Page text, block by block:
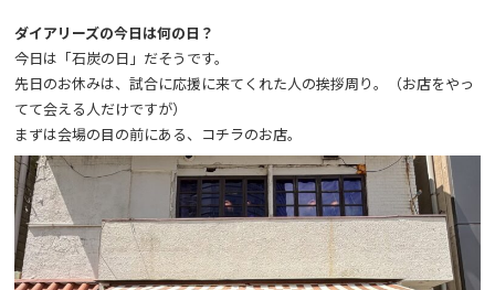
ダイアリーズの今日は何の日？
今日は「石炭の日」だそうです。
先日のお休みは、試合に応援に来てくれた人の挨拶周り。（お店をやっ
てて会える人だけですが）
まずは会場の目の前にある、コチラのお店。